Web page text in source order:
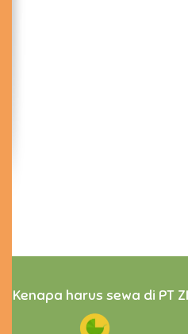
Kenapa harus sewa di PT